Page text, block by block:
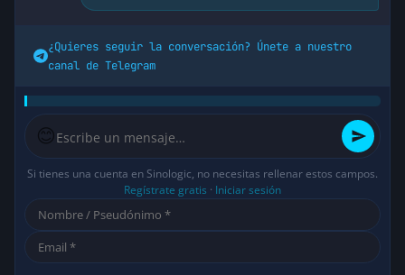
¿Quieres seguir la conversación? Únete a nuestro
canal de Telegram
😊
Si tienes una cuenta en Sinologic, no necesitas rellenar estos campos.
Regístrate gratis · Iniciar sesión